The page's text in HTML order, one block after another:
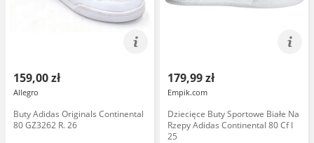
159,00 zł
Allegro
Buty Adidas Originals Continental
80 GZ3262 R. 26
179,99 zł
Empik.com
Dziecięce Buty Sportowe Białe Na
Rzepy Adidas Continental 80 Cf I
25